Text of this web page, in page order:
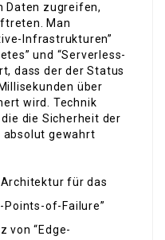
Daten zugreifen,
Man
Infrastrukturen”
und “Serverless-
dass der der Status
über
wird. Technik
die Sicherheit der
absolut gewahrt
für das
of-Failure”
von “Edge-